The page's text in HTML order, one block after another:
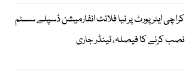
کراچی ایئرپورٹ پر نیا فلائٹ انفارمیشن ڈسپلے سسٹم
نصب کرنے کا فیصلہ، ٹینڈر جاری